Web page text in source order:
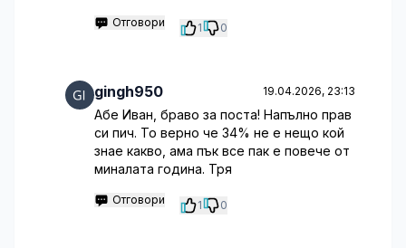
Отговори 1 0
gingh950 19.04.2026, 23:13
Абе Иван, браво за поста! Напълно прав
си пич. То верно че 34% не е нещо кой
знае какво, ама пък все пак е повече от
миналата година. Тря
Отговори 1 0